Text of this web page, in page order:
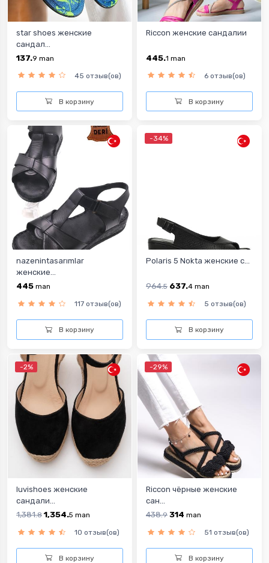
star shoes женские
сандал...
137.9 man
45 отзыв(ов)
В корзину
Riccon женские сандалии
445.1 man
6 отзыв(ов)
В корзину
nazenintasarımlar
женские...
445 man
117 отзыв(ов)
В корзину
-34%
Polaris 5 Nokta женские с...
964.5 637.4 man
5 отзыв(ов)
В корзину
-2%
luvishoes женские
сандали...
1,381.8 1,354.5 man
10 отзыв(ов)
В корзину
-29%
Riccon чёрныe женскиe
сан...
438.9 314 man
51 отзыв(ов)
В корзину